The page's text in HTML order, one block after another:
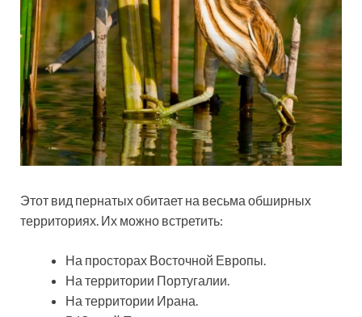
Этот вид пернатых обитает на весьма обширных
территориях. Их можно встретить:
На просторах Восточной Европы.
На территории Португалии.
На территории Ирана.